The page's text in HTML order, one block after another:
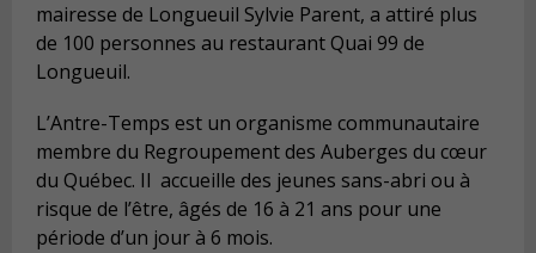
mairesse de Longueuil Sylvie Parent, a attiré plus
de 100 personnes au restaurant Quai 99 de
Longueuil.
L’Antre-Temps est un organisme communautaire
membre du Regroupement des Auberges du cœur
du Québec. Il accueille des jeunes sans-abri ou à
risque de l’être, âgés de 16 à 21 ans pour une
période d’un jour à 6 mois.